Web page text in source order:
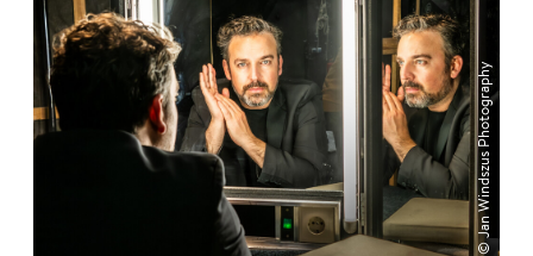
© Jan Windszus Photography